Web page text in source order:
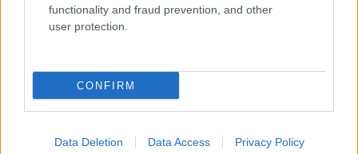
functionality and fraud prevention, and other
user protection.
CONFIRM
Data Deletion Data Access Privacy Policy
Dzseem
@John Brennan: Jogos .. bocsáss meg. Tényleg
semmi köze a klasszikus értelemben vett
“körmondathoz”. A Te becses esetedben pedig ez
Ajánlom! Belenézel és Magadat látod benne. Minden